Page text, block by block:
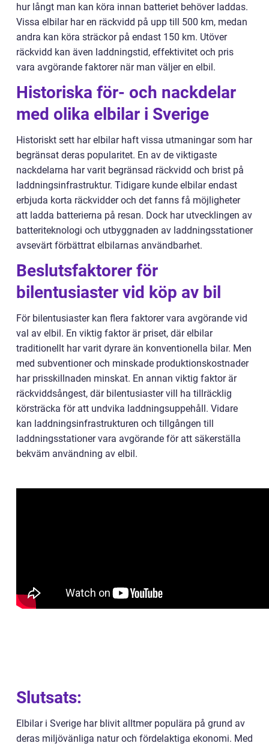
hur långt man kan köra innan batteriet behöver laddas.
Vissa elbilar har en räckvidd på upp till 500 km, medan
andra kan köra sträckor på endast 150 km. Utöver
räckvidd kan även laddningstid, effektivitet och pris
vara avgörande faktorer när man väljer en elbil.
Historiska för- och nackdelar
med olika elbilar i Sverige
Historiskt sett har elbilar haft vissa utmaningar som har
begränsat deras popularitet. En av de viktigaste
nackdelarna har varit begränsad räckvidd och brist på
laddningsinfrastruktur. Tidigare kunde elbilar endast
erbjuda korta räckvidder och det fanns få möjligheter
att ladda batterierna på resan. Dock har utvecklingen av
batteriteknologi och utbyggnaden av laddningsstationer
avsevärt förbättrat elbilarnas användbarhet.
Beslutsfaktorer för
bilentusiaster vid köp av bil
För bilentusiaster kan flera faktorer vara avgörande vid
val av elbil. En viktig faktor är priset, där elbilar
traditionellt har varit dyrare än konventionella bilar. Men
med subventioner och minskade produktionskostnader
har prisskillnaden minskat. En annan viktig faktor är
räckviddsångest, där bilentusiaster vill ha tillräcklig
körsträcka för att undvika laddningsuppehåll. Vidare
kan laddningsinfrastrukturen och tillgången till
laddningsstationer vara avgörande för att säkerställa
bekväm användning av elbil.
Slutsats:
Elbilar i Sverige har blivit alltmer populära på grund av
deras miljövänliga natur och fördelaktiga ekonomi. Med